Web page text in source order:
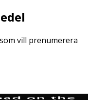
vill prenumerera